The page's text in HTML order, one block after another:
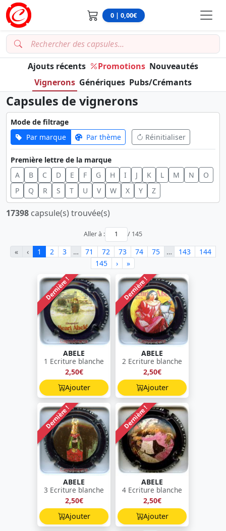
0 | 0,00€
Ajouts récents Promotions Nouveautés
Vignerons Génériques Pubs/Crémants
Capsules de vignerons
Mode de filtrage
Par marque
Par thème Réinitialiser
Première lettre de la marque
A
B C D E F G H I J K L M N
O
P
Q R S T U V W X Y Z
17398 capsule(s) trouvée(s)
Aller à : / 145
« ‹ 1 2 3 … 71 72 73 74 75 … 143
144
145
› »
Dernière !
ABELE
1 Ecriture blanche
2,50€
Ajouter
Dernière !
ABELE
2 Ecriture blanche
2,50€
Ajouter
Dernière !
ABELE
3 Ecriture blanche
2,50€
Ajouter
Dernière !
ABELE
4 Ecriture blanche
2,50€
Ajouter